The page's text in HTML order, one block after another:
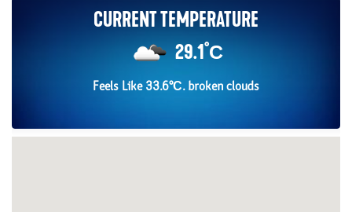
Current Temperature
29.1°С
Feels Like 33.6°С. broken clouds